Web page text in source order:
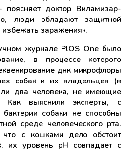
доктор Виламизар-
люди обладают защитной
заражения».
журнале PlOS One было
в процессе которого
днк микрофлоры
собак и их владельцев (в
два человека, не имеющие
Как выяснили эксперты, с
собаки не способны
среде человеческого рта.
с кошками дело обстоит
их уровень pH совпадает с